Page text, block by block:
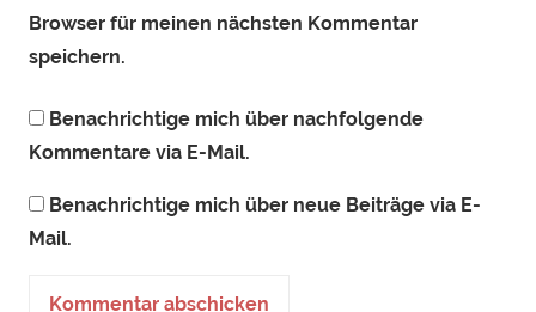
Browser für meinen nächsten Kommentar
speichern.
Benachrichtige mich über nachfolgende
Kommentare via E-Mail.
Benachrichtige mich über neue Beiträge via E-
Mail.